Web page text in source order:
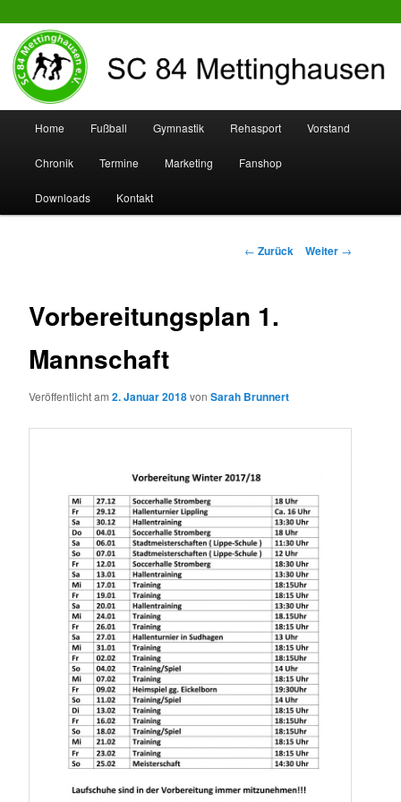
SC 84 Mettinghausen
Zum
Inhalt
wechseln
Zum
sekundären
Inhalt
Home Fußball Gymnastik Rehasport Vorstand
Chronik Termine Marketing Fanshop
Downloads Kontakt
Beitrags-
← Zurück Weiter →
Vorbereitungsplan 1.
Mannschaft
Veröffentlicht am2. Januar 2018vonSarah Brunnert